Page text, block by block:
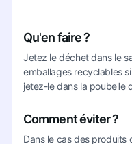
Qu'en faire ?
Jetez le déchet dans le
emballages recyclables
jetez-le dans la poubelle
Comment éviter ?
Dans le cas des